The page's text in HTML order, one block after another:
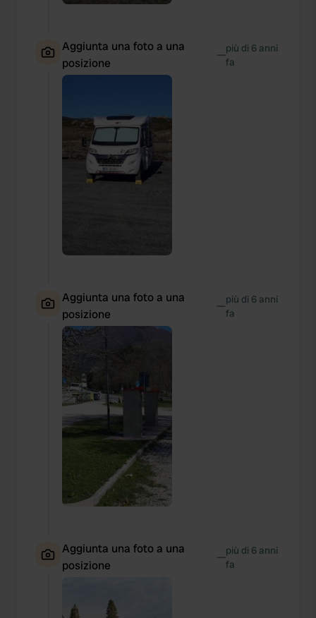
Aggiunta una foto a una
posizione
—più di 6 anni
fa
Aggiunta una foto a una
posizione
—più di 6 anni
fa
Aggiunta una foto a una
posizione
—più di 6 anni
fa